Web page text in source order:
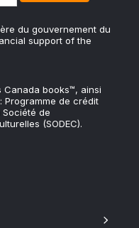
du gouvernement du
support of the
Canada books™, ainsi
Programme de crédit
Société de
(SODEC).